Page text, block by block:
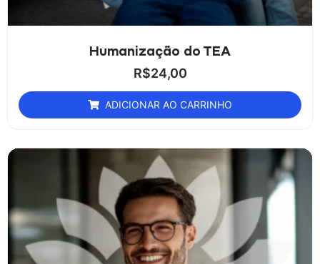
Humanização do TEA
R$24,00
ADICIONAR AO CARRINHO